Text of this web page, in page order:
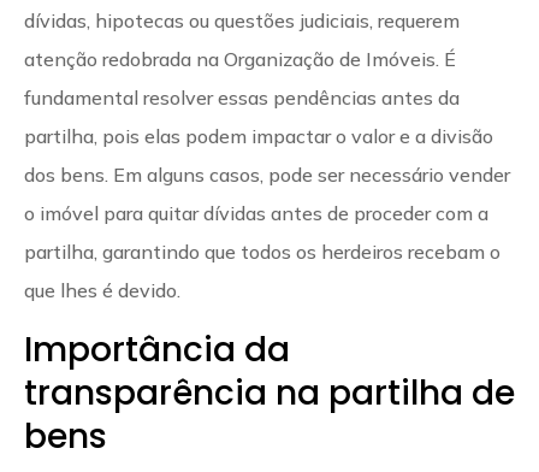
dívidas, hipotecas ou questões judiciais, requerem
atenção redobrada na Organização de Imóveis. É
fundamental resolver essas pendências antes da
partilha, pois elas podem impactar o valor e a divisão
dos bens. Em alguns casos, pode ser necessário vender
o imóvel para quitar dívidas antes de proceder com a
partilha, garantindo que todos os herdeiros recebam o
que lhes é devido.
Importância da
transparência na partilha de
bens